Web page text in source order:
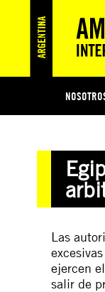
PREGUNTAS
Las a
excesivas
ejercen el
salir de